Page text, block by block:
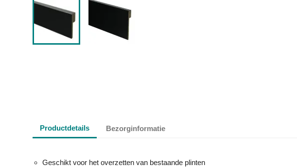
Productdetails Bezorginformatie
Geschikt voor het overzetten van bestaande plinten